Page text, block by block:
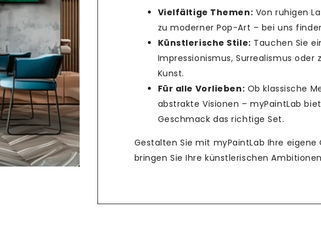
Vielfältige Themen: Von ruhigen
zu moderner Pop-Art – bei uns
Künstlerische Stile: Tauchen Sie
Impressionismus, Surrealismus oder
Kunst.
Für alle Vorlieben: Ob klassische
abstrakte Visionen – myPaintLab
Geschmack das richtige Set.
Gestalten Sie mit myPaintLab Ihre eigene
bringen Sie Ihre künstlerischen